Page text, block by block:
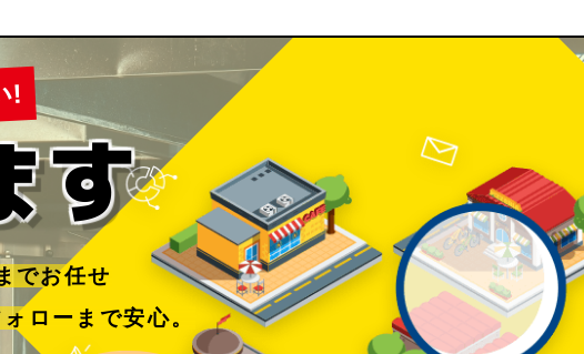
!
す
でお任せ
ローまで安心。